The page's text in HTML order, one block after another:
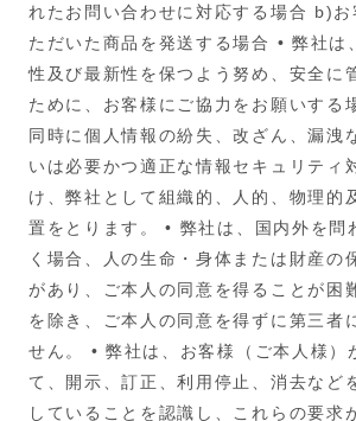
れたお問い合わせに対応する場合 b)お
ただいた商品を発送する場合 • 弊社は
性及び最新性を保つよう努め、安全に
ために、お客様にご協力をお願いする
同時に個人情報の紛失、改ざん、漏洩
いは必要かつ適正な情報セキュリティ
け、弊社として組織的、人的、物理的
置をとります。
• 弊社は、国内外を問
く場合、人の生命・身体または財産の
があり、ご本人の同意を得ることが困
を除き、ご本人の同意を得ずに第三者
せん。
• 弊社は、お客様（ご本人様）
て、開示、訂正、利用停止、消去など
していることを認識し、これらの要求